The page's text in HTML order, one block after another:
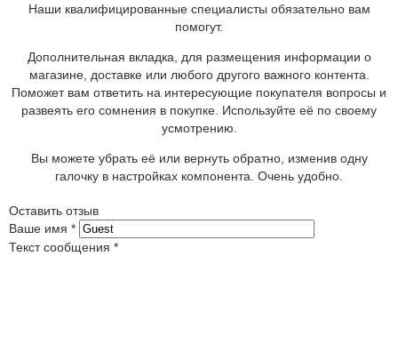
Наши квалифицированные специалисты обязательно вам
помогут.
Дополнительная вкладка, для размещения информации о
магазине, доставке или любого другого важного контента.
Поможет вам ответить на интересующие покупателя вопросы и
развеять его сомнения в покупке. Используйте её по своему
усмотрению.
Вы можете убрать её или вернуть обратно, изменив одну
галочку в настройках компонента. Очень удобно.
Оставить отзыв
Ваше имя *
Текст сообщения *